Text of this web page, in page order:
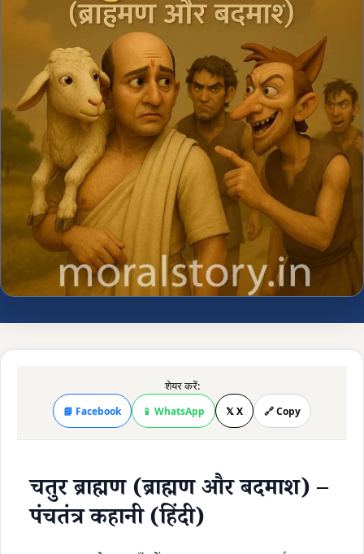
शेयर करें:
📘 Facebook 📱 WhatsApp 𝕏 X 🔗 Copy
चतुर ब्राह्मण (ब्राह्मण और बदमाश) –
पंचतंत्र कहानी (हिंदी)